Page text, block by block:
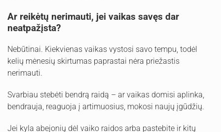
Ar reikėtų nerimauti, jei vaikas savęs dar
neatpažįsta?
Nebūtinai. Kiekvienas vaikas vystosi savo tempu, todėl
kelių mėnesių skirtumas paprastai nėra priežastis
nerimauti.
Svarbiau stebėti bendrą raidą – ar vaikas domisi aplinka,
bendrauja, reaguoja į artimuosius, mokosi naujų įgūdžių.
Jei kyla abejonių dėl vaiko raidos arba pastebite ir kitų